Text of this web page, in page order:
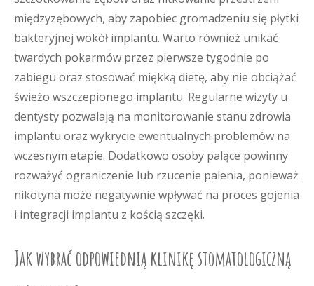
międzyzębowych, aby zapobiec gromadzeniu się płytki
bakteryjnej wokół implantu. Warto również unikać
twardych pokarmów przez pierwsze tygodnie po
zabiegu oraz stosować miękką dietę, aby nie obciążać
świeżo wszczepionego implantu. Regularne wizyty u
dentysty pozwalają na monitorowanie stanu zdrowia
implantu oraz wykrycie ewentualnych problemów na
wczesnym etapie. Dodatkowo osoby palące powinny
rozważyć ograniczenie lub rzucenie palenia, ponieważ
nikotyna może negatywnie wpływać na proces gojenia
i integracji implantu z kością szczęki.
Jak wybrać odpowiednią klinikę stomatologiczną